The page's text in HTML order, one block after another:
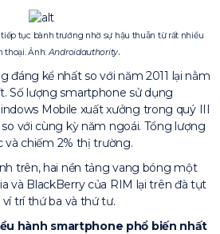
tục bành trướng nhờ sự hậu thuẫn từ rất nhiều
thoại. Ảnh:Androidauthority.
đáng kể nhất so với năm 2011 lại nằm
Số lượng smartphone sử dụng
Mobile xuất xưởng trong quý III
với cùng kỳ năm ngoái. Tổng lượng
và chiếm 2% thị trường.
trên, hai nền tảng vang bóng một
và BlackBerry của RIM lại trên đà tụt
trí thứ ba và thứ tư.
hành smartphone phổ biến nhất